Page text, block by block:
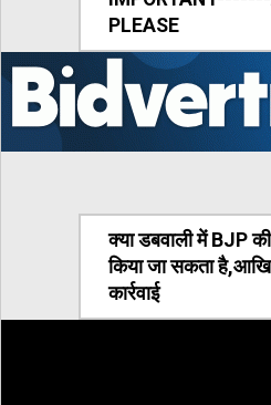
PLEASE
क्या डबवाली में BJP
किया जा सकता
कार्रवाई